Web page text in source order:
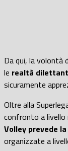
Da qui, la volontà
le realtà
sicuramente
Oltre alla
confronto a livello
Volley prevede
organizzate a